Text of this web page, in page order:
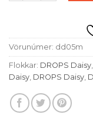
Vörunúmer: dd05m
Flokkar: DROPS Daisy
Daisy DROPS Daisy